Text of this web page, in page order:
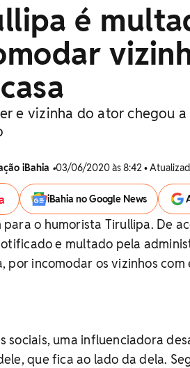
é
e vizinha do ator chegou
iBahia •03/06/2020 às 8:42 •
iBahia no Google News
para o humorista Tirullipa. De
e multado pela
por incomodar os vizinhos com
sociais, uma influenciadora
que fica ao lado da dela.